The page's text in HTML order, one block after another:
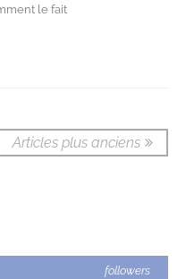
le fait
Articles plus anciens
followers